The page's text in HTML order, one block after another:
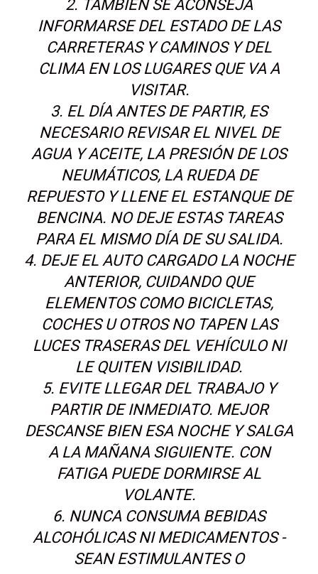
2. TAMBIÉN SE ACONSEJA
INFORMARSE DEL ESTADO DE LAS
CARRETERAS Y CAMINOS Y DEL
CLIMA EN LOS LUGARES QUE VA A
VISITAR.
3. EL DÍA ANTES DE PARTIR, ES
NECESARIO REVISAR EL NIVEL DE
AGUA Y ACEITE, LA PRESIÓN DE LOS
NEUMÁTICOS, LA RUEDA DE
REPUESTO Y LLENE EL ESTANQUE DE
BENCINA. NO DEJE ESTAS TAREAS
PARA EL MISMO DÍA DE SU SALIDA.
4. DEJE EL AUTO CARGADO LA NOCHE
ANTERIOR, CUIDANDO QUE
ELEMENTOS COMO BICICLETAS,
COCHES U OTROS NO TAPEN LAS
LUCES TRASERAS DEL VEHÍCULO NI
LE QUITEN VISIBILIDAD.
5. EVITE LLEGAR DEL TRABAJO Y
PARTIR DE INMEDIATO. MEJOR
DESCANSE BIEN ESA NOCHE Y SALGA
A LA MAÑANA SIGUIENTE. CON
FATIGA PUEDE DORMIRSE AL
VOLANTE.
6. NUNCA CONSUMA BEBIDAS
ALCOHÓLICAS NI MEDICAMENTOS -
SEAN ESTIMULANTES O